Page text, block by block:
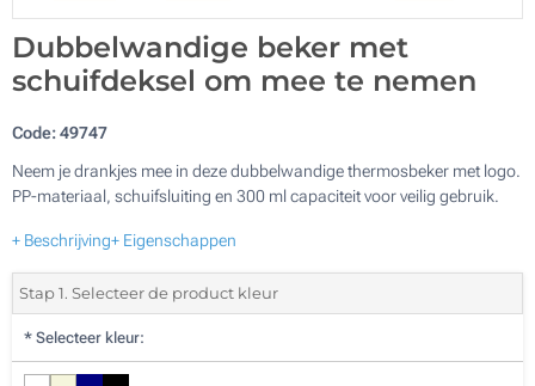
Dubbelwandige beker met
schuifdeksel om mee te nemen
Code:49747
Neem je drankjes mee in deze dubbelwandige thermosbeker met logo.
PP-materiaal, schuifsluiting en 300 ml capaciteit voor veilig gebruik.
+ Beschrijving+ Eigenschappen
Stap 1. Selecteer de product kleur
* Selecteer kleur: